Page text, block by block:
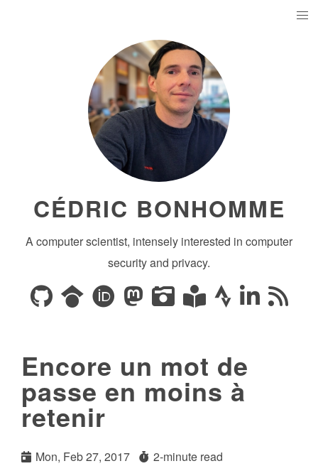
CÉDRIC BONHOMME
A computer scientist, intensely interested in computer
security and privacy.
Encore un mot de
passe en moins à
retenir
Mon, Feb 27, 2017
2-minute read